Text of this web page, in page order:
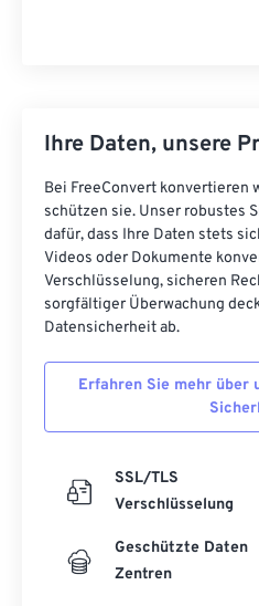
Ihre Daten, unsere
Bei FreeConvert konvertieren
schützen sie. Unser robustes
dafür, dass Ihre Daten stets
Videos oder Dokumente
Verschlüsselung, sicheren
sorgfältiger Überwachung
Datensicherheit ab.
Erfahren Sie mehr über
SSL/TLS
Verschlüsselung
Geschützte Daten
Zentren